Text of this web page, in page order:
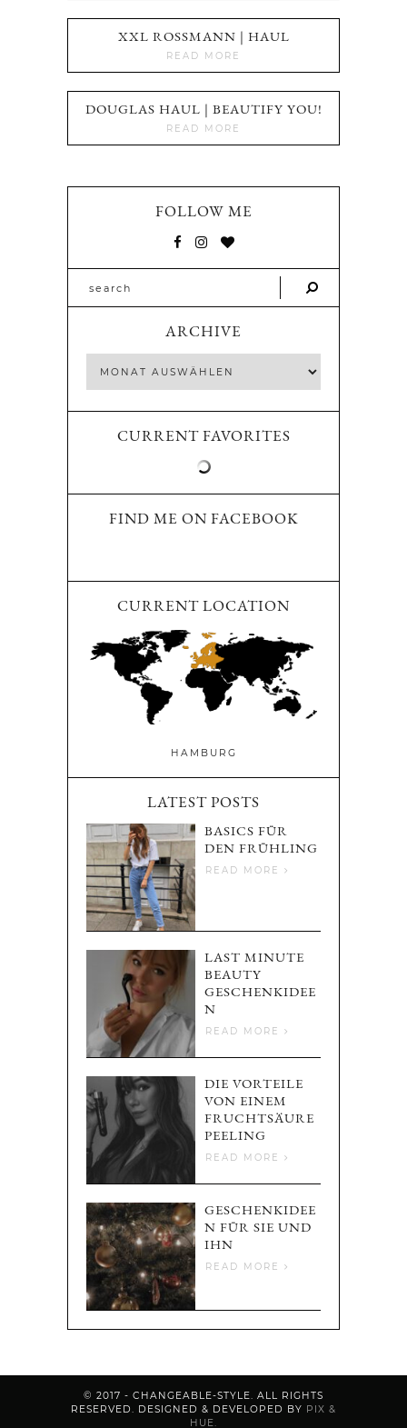
XXL ROSSMANN | HAUL
READ MORE
DOUGLAS HAUL | BEAUTIFY YOU!
READ MORE
FOLLOW ME
ARCHIVE
CURRENT FAVORITES
FIND ME ON FACEBOOK
CURRENT LOCATION
HAMBURG
LATEST POSTS
BASICS FÜR
DEN FRÜHLING
READ MORE
LAST MINUTE
BEAUTY
GESCHENKIDEE
N
READ MORE
DIE VORTEILE
VON EINEM
FRUCHTSÄURE
PEELING
READ MORE
GESCHENKIDEE
N FÜR SIE UND
IHN
READ MORE
© 2017 - CHANGEABLE-STYLE. ALL RIGHTS
RESERVED. DESIGNED & DEVELOPED BY PIX &
HUE.